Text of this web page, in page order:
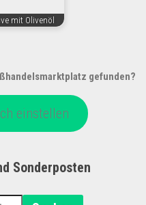
mit Olivenöl
gefunden?
einstellen
Sonderposten